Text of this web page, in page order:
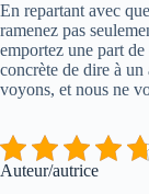
En repartant avec
ramenez pas
emportez une part
concrète de dire à
voyons, et nous ne
Auteur/autrice